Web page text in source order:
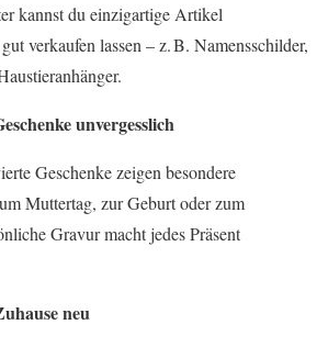
kannst du einzigartige Artikel
verkaufen lassen – z. B. Namensschilder,
unvergesslich
Geschenke zeigen besondere
Muttertag, zur Geburt oder zum
Gravur macht jedes Präsent
neu